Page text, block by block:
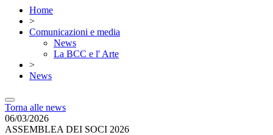
Home
>
Comunicazioni e media
News
La BCC e l' Arte
>
News
Torna alle news
06/03/2026
ASSEMBLEA DEI SOCI 2026